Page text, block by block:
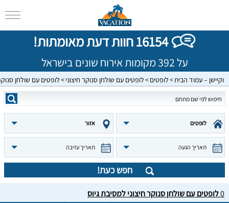
16154 חוות דעת מאומתות!
על 392 מקומות אירוח שונים בישראל
וקיישן – עמוד הבית לופטים לופטים עם שולחן סנוקר חיצוני לופטים עם שולחן
לופטים אזור
תאריך הגעה תאריך עזיבה
חפש כעת!
0לופטים עם שולחן סנוקר חיצוני למסיבת גיוס